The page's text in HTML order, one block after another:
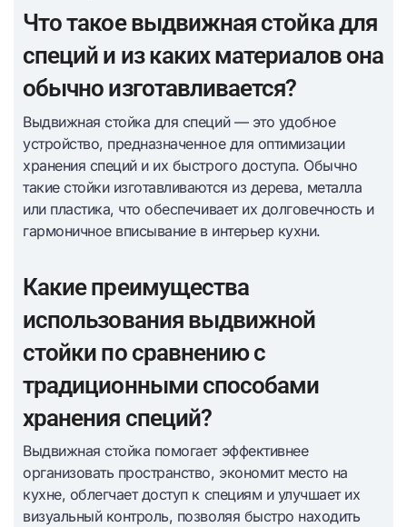
Что такое выдвижная стойка для
специй и из каких материалов она
обычно изготавливается?
Выдвижная стойка для специй — это удобное
устройство, предназначенное для оптимизации
хранения специй и их быстрого доступа. Обычно
такие стойки изготавливаются из дерева, металла
или пластика, что обеспечивает их долговечность и
гармоничное вписывание в интерьер кухни.
Какие преимущества
использования выдвижной
стойки по сравнению с
традиционными способами
хранения специй?
Выдвижная стойка помогает эффективнее
организовать пространство, экономит место на
кухне, облегчает доступ к специям и улучшает их
визуальный контроль, позволяя быстро находить